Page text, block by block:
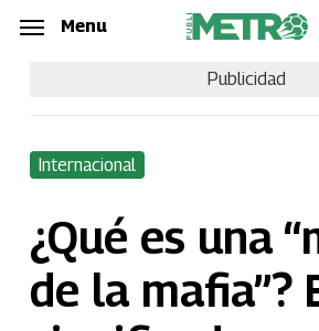
Skip
content
Menu
Publicidad
Internacional
¿Qué es una
de la mafia”?
Menu